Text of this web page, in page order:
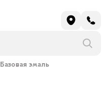
Базовая эмаль